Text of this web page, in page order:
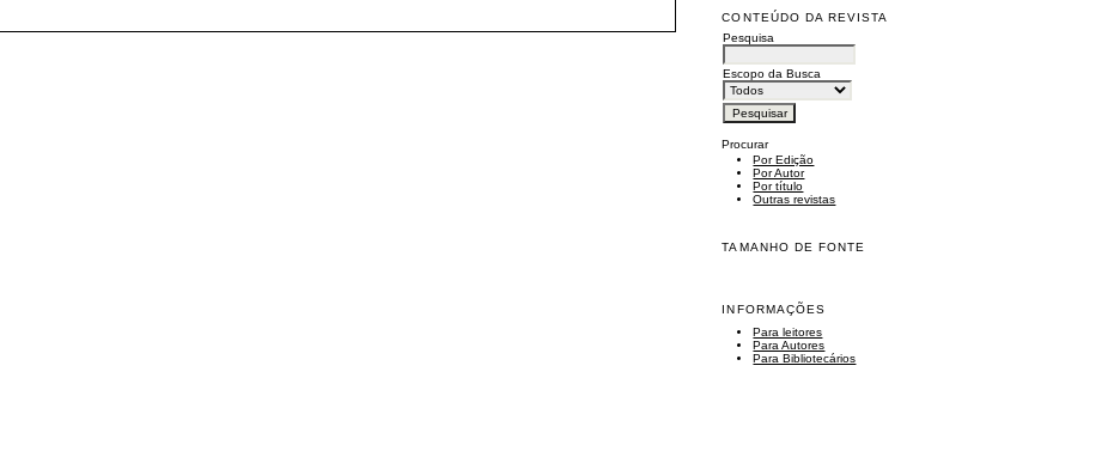
CONTEÚDO DA REVISTA
Pesquisa
Escopo da Busca
Procurar
Por Edição
Por Autor
Por título
Outras revistas
TAMANHO DE FONTE
INFORMAÇÕES
Para leitores
Para Autores
Para Bibliotecários